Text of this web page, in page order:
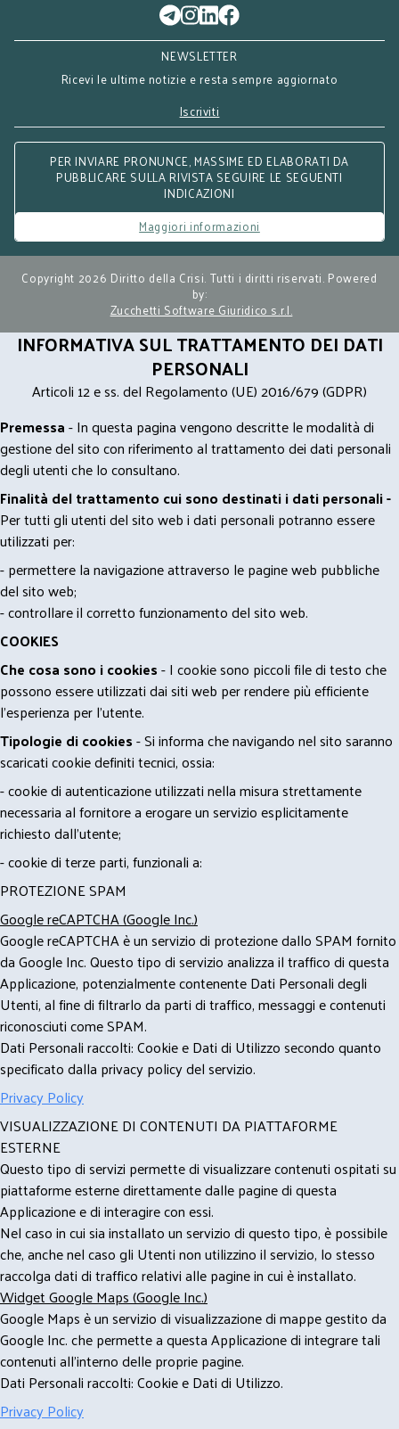
NEWSLETTER
Ricevi le ultime notizie e resta sempre aggiornato
Iscriviti
PER INVIARE PRONUNCE, MASSIME ED ELABORATI DA
PUBBLICARE SULLA RIVISTA SEGUIRE LE SEGUENTI
INDICAZIONI
Maggiori informazioni
Copyright 2026 Diritto della Crisi. Tutti i diritti riservati. Powered
by:
Zucchetti Software Giuridico s.r.l.
INFORMATIVA SUL TRATTAMENTO DEI DATI
PERSONALI
Articoli 12 e ss. del Regolamento (UE) 2016/679 (GDPR)
Premessa- In questa pagina vengono descritte le modalità di
gestione del sito con riferimento al trattamento dei dati personali
degli utenti che lo consultano.
Finalità del trattamento cui sono destinati i dati personali -
Per tutti gli utenti del sito web i dati personali potranno essere
utilizzati per:
- permettere la navigazione attraverso le pagine web pubbliche
del sito web;
- controllare il corretto funzionamento del sito web.
COOKIES
Che cosa sono i cookies- I cookie sono piccoli file di testo che
possono essere utilizzati dai siti web per rendere più efficiente
l'esperienza per l'utente.
Tipologie di cookies- Si informa che navigando nel sito saranno
scaricati cookie definiti tecnici, ossia:
- cookie di autenticazione utilizzati nella misura strettamente
necessaria al fornitore a erogare un servizio esplicitamente
richiesto dall'utente;
- cookie di terze parti, funzionali a:
PROTEZIONE SPAM
Google reCAPTCHA (Google Inc.)
Google reCAPTCHA è un servizio di protezione dallo SPAM fornito
da Google Inc. Questo tipo di servizio analizza il traffico di questa
Applicazione, potenzialmente contenente Dati Personali degli
Utenti, al fine di filtrarlo da parti di traffico, messaggi e contenuti
riconosciuti come SPAM.
Dati Personali raccolti: Cookie e Dati di Utilizzo secondo quanto
specificato dalla privacy policy del servizio.
Privacy Policy
VISUALIZZAZIONE DI CONTENUTI DA PIATTAFORME
ESTERNE
Questo tipo di servizi permette di visualizzare contenuti ospitati su
piattaforme esterne direttamente dalle pagine di questa
Applicazione e di interagire con essi.
Nel caso in cui sia installato un servizio di questo tipo, è possibile
che, anche nel caso gli Utenti non utilizzino il servizio, lo stesso
raccolga dati di traffico relativi alle pagine in cui è installato.
Widget Google Maps (Google Inc.)
Google Maps è un servizio di visualizzazione di mappe gestito da
Google Inc. che permette a questa Applicazione di integrare tali
contenuti all'interno delle proprie pagine.
Dati Personali raccolti: Cookie e Dati di Utilizzo.
Privacy Policy